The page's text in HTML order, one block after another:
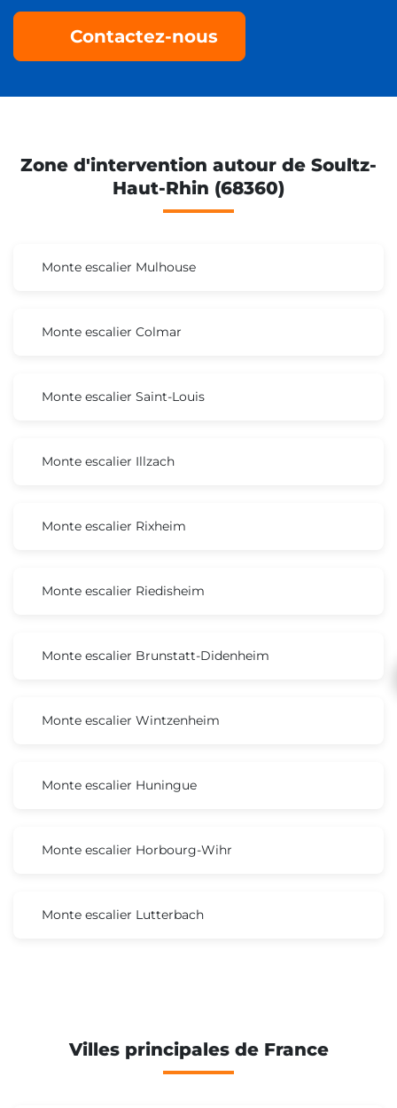
Contactez-nous
Zone d'intervention autour de Soultz-
Haut-Rhin (68360)
Monte escalier Mulhouse
Monte escalier Colmar
Monte escalier Saint-Louis
Monte escalier Illzach
Monte escalier Rixheim
Monte escalier Riedisheim
Monte escalier Brunstatt-Didenheim
Monte escalier Wintzenheim
Monte escalier Huningue
Monte escalier Horbourg-Wihr
Monte escalier Lutterbach
Villes principales de France